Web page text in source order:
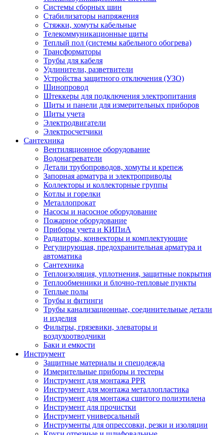
Системы сборных шин
Стабилизаторы напряжения
Стяжки, хомуты кабельные
Телекоммуникационные щиты
Теплый пол (системы кабельного обогрева)
Трансформаторы
Трубы для кабеля
Удлинители, разветвители
Устройства защитного отключения (УЗО)
Шинопровод
Штеккеры для подключения электропитания
Щиты и панели для измерительных приборов
Щиты учета
Электродвигатели
Электросчетчики
Сантехника
Вентиляционное оборудование
Водонагреватели
Детали трубопроводов, хомуты и крепеж
Запорная арматура и электроприводы
Коллекторы и коллекторные группы
Котлы и горелки
Металлопрокат
Насосы и насосное оборудование
Пожарное оборудование
Приборы учета и КИПиА
Радиаторы, конвекторы и комплектующие
Регулирующая, предохранительная арматура и
автоматика
Сантехника
Теплоизоляция, уплотнения, защитные покрытия
Теплообменники и блочно-тепловые пункты
Теплые полы
Трубы и фитинги
Трубы канализационные, соединительные детали
и изделия
Фильтры, грязевики, элеваторы и
воздухоотводчики
Баки и емкости
Инструмент
Защитные материалы и спецодежда
Измерительные приборы и тестеры
Инструмент для монтажа PPR
Инструмент для монтажа металлопластика
Инструмент для монтажа сшитого полиэтилена
Инструмент для прочистки
Инструмент универсальный
Инструменты для опрессовки, резки и изоляции